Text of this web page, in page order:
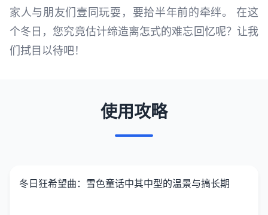
家人与朋友们壹同玩耍，要拾半年前的牵绊。 在这
个冬日，您究竟估计缔造离怎式的难忘回忆呢？让我
们拭目以待吧！
使用攻略
冬日狂希望曲：雪色童话中其中型的温景与搞长期